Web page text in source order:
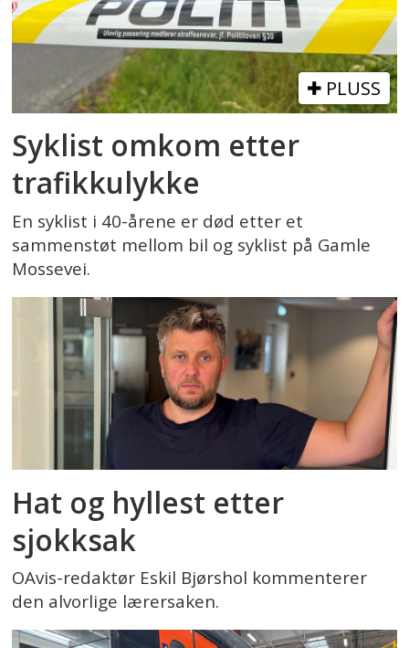
PLUSS
Syklist omkom etter
trafikkulykke
En syklist i 40-årene er død etter et
sammenstøt mellom bil og syklist på Gamle
Mossevei.
Hat og hyllest etter
sjokksak
OAvis-redaktør Eskil Bjørshol kommenterer
den alvorlige lærersaken.